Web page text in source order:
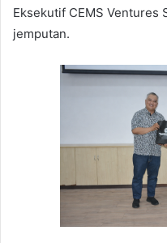
Eksekutif CEMS Ventures
jemputan.